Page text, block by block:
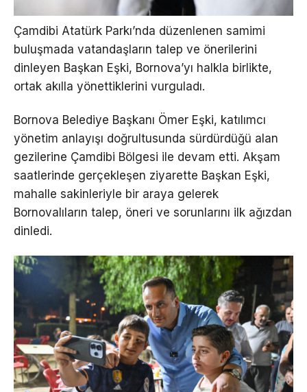
Çamdibi Atatürk Parkı’nda düzenlenen samimi
buluşmada vatandaşların talep ve önerilerini
dinleyen Başkan Eşki, Bornova’yı halkla birlikte,
ortak akılla yönettiklerini vurguladı.
Bornova Belediye Başkanı Ömer Eşki, katılımcı
yönetim anlayışı doğrultusunda sürdürdüğü alan
gezilerine Çamdibi Bölgesi ile devam etti. Akşam
saatlerinde gerçekleşen ziyarette Başkan Eşki,
mahalle sakinleriyle bir araya gelerek
Bornovalıların talep, öneri ve sorunlarını ilk ağızdan
dinledi.